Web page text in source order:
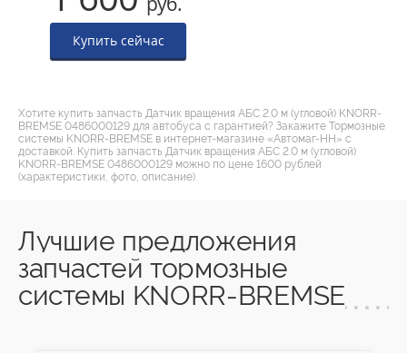
Купить сейчас
Хотите купить запчасть Датчик вращения АБС 2.0 м (угловой) KNORR-
BREMSE 0486000129 для автобуса с гарантией? Закажите Тормозные
системы KNORR-BREMSE в интернет-магазине «Автомаг-НН» с
доставкой. Купить запчасть Датчик вращения АБС 2.0 м (угловой)
KNORR-BREMSE 0486000129 можно по цене 1600 рублей
(характеристики, фото, описание).
Лучшие предложения
запчастей тормозные
системы KNORR-BREMSE